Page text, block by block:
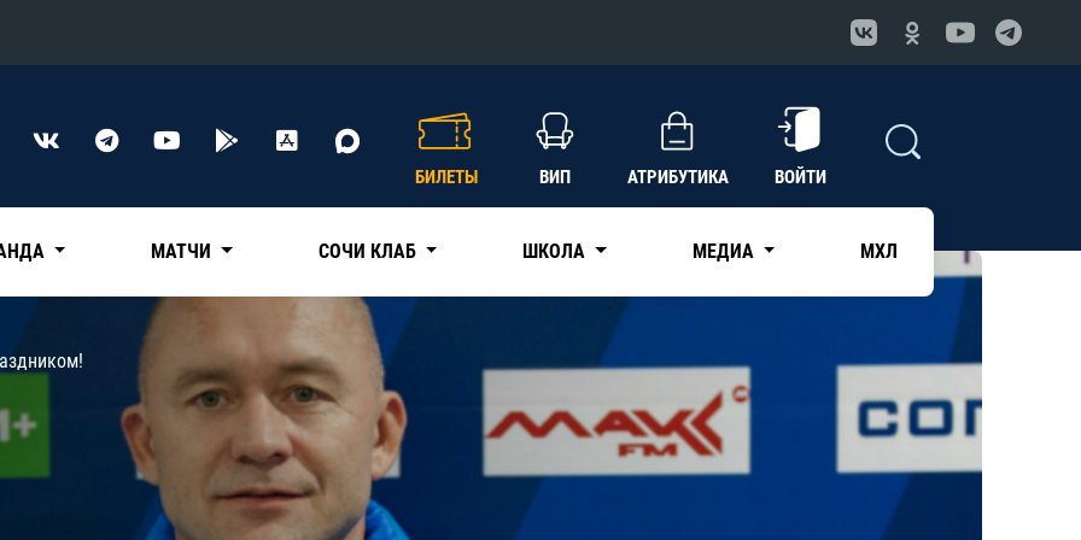
Конференция «Восток»
Нефтехимик
Трактор
Дивизион Чернышева
Авангард
БИЛЕТЫ ВИП АТРИБУТИКА ВОЙТИ
МАТЧИ СОЧИ КЛАБ ШКОЛА МЕДИА МХЛ